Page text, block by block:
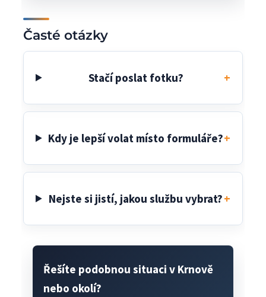
Časté otázky
Stačí poslat fotku?
Kdy je lepší volat místo formuláře?
Nejste si jistí, jakou službu vybrat?
Řešíte podobnou situaci v Krnově
nebo okolí?